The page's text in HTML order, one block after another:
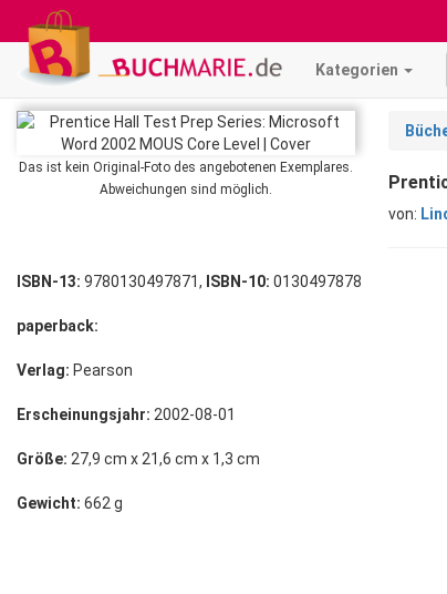
Kategorien
Das ist kein Original-Foto des angebotenen Exemplares.
Abweichungen sind möglich.
von:
ISBN-13: 9780130497871, ISBN-10: 0130497878
paperback:
Verlag: Pearson
Erscheinungsjahr: 2002-08-01
Größe: 27,9 cm x 21,6 cm x 1,3 cm
Gewicht: 662 g